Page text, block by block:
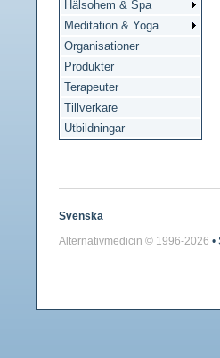
Hälsohem & Spa
Meditation & Yoga
Organisationer
Produkter
Terapeuter
Tillverkare
Utbildningar
Svenska
Alternativmedicin © 1996-2026 •